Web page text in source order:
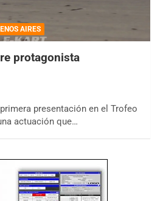
AIRES
protagonista
presentación en el Trofeo
actuación que…